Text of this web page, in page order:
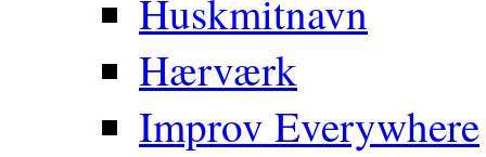
Huskmitnavn
Hærværk
Improv Everywhere